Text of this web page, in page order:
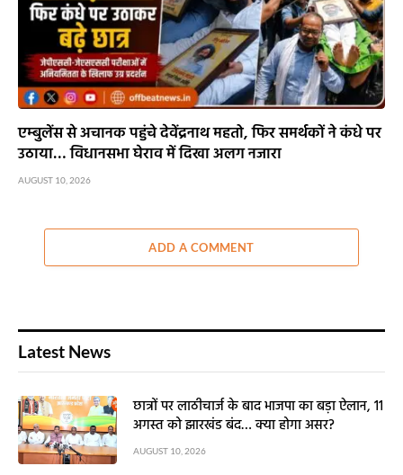
एम्बुलेंस से अचानक पहुंचे देवेंद्रनाथ महतो, फिर समर्थकों ने कंधे पर
उठाया… विधानसभा घेराव में दिखा अलग नजारा
AUGUST 10, 2026
ADD A COMMENT
Latest News
छात्रों पर लाठीचार्ज के बाद भाजपा का बड़ा ऐलान, 11
अगस्त को झारखंड बंद… क्या होगा असर?
AUGUST 10, 2026